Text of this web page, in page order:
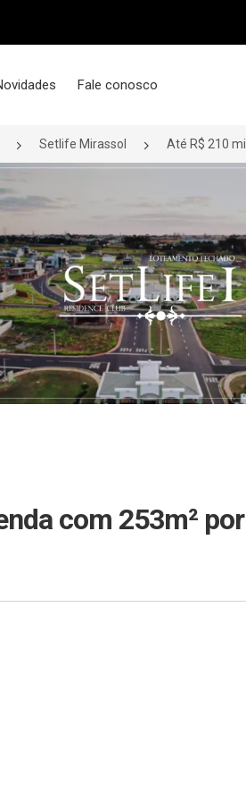
Fale conosco
Setlife Mirassol Até R$ 210 mil
com 253m² por